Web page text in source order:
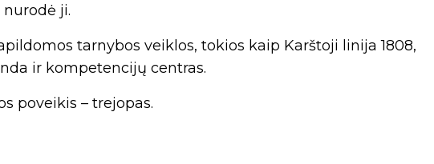
ji.
tarnybos veiklos, tokios kaip Karštoji linija 1808,
ir kompetencijų centras.
poveikis – trejopas.